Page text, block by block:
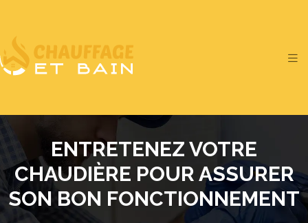
ENTRETENEZ VOTRE
CHAUDIÈRE POUR ASSURER
SON BON FONCTIONNEMENT